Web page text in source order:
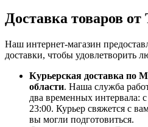
Доставка товаров
Наш интернет-магазин
доставки, чтобы удовлетворить
Курьерская доставка по
области. Наша служба
два временных интервала:
23:00. Курьер свяжется с
вы могли подготовиться.